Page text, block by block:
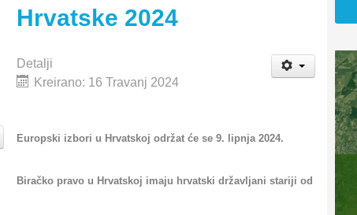
Hrvatske 2024
Detalji
Kreirano: 16 Travanj 2024
Europski izbori u Hrvatskoj održat će se 9. lipnja 2024.
Biračko pravo u Hrvatskoj imaju hrvatski državljani stariji od